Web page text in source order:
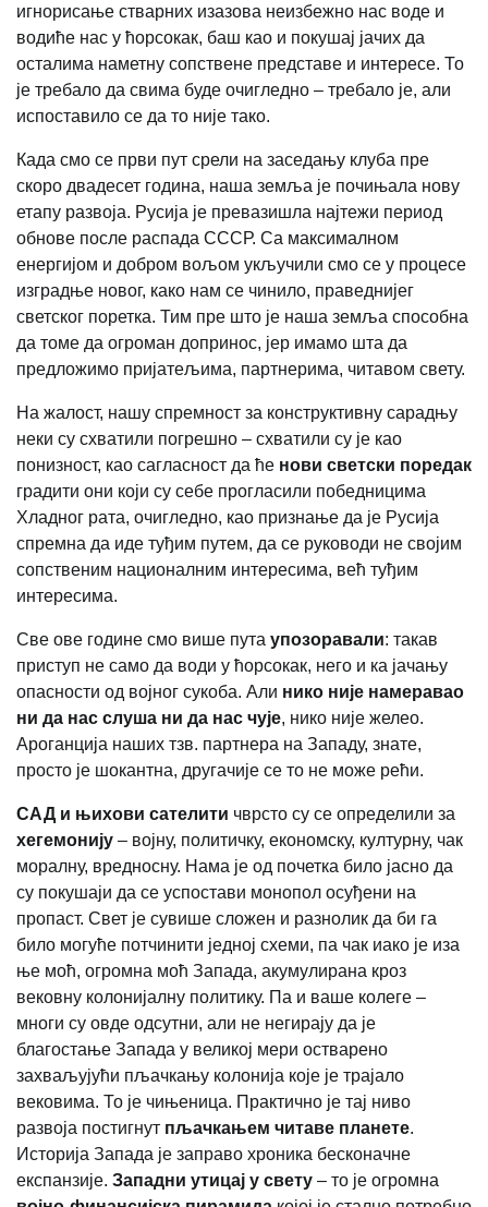
игнорисање стварних изазова неизбежно нас воде и
водиће нас у ћорсокак, баш као и покушај јачих да
осталима наметну сопствене представе и интересе. То
је требало да свима буде очигледно – требало је, али
испоставило се да то није тако.
Када смо се први пут срели на заседању клуба пре
скоро двадесет година, наша земља је почињала нову
етапу развоја. Русија је превазишла најтежи период
обнове после распада СССР. Са максималном
енергијом и добром вољом укључили смо се у процесе
изградње новог, како нам се чинило, праведнијег
светског поретка. Тим пре што је наша земља способна
да томе да огроман допринос, јер имамо шта да
предложимо пријатељима, партнерима, читавом свету.
На жалост, нашу спремност за конструктивну сарадњу
неки су схватили погрешно – схватили су је као
понизност, као сагласност да ће нови светски поредак
градити они који су себе прогласили победницима
Хладног рата, очигледно, као признање да је Русија
спремна да иде туђим путем, да се руководи не својим
сопственим националним интересима, већ туђим
интересима.
Све ове године смо више пута упозоравали: такав
приступ не само да води у ћорсокак, него и ка јачању
опасности од војног сукоба. Али нико није намеравао
ни да нас слуша ни да нас чује, нико није желео.
Ароганција наших тзв. партнера на Западу, знате,
просто је шокантна, другачије се то не може рећи.
САД и њихови сателити чврсто су се определили за
хегемонију – војну, политичку, економску, културну, чак
моралну, вредносну. Нама је од почетка било јасно да
су покушаји да се успостави монопол осуђени на
пропаст. Свет је сувише сложен и разнолик да би га
било могуће потчинити једној схеми, па чак иако је иза
ње моћ, огромна моћ Запада, акумулирана кроз
вековну колонијалну политику. Па и ваше колеге –
многи су овде одсутни, али не негирају да је
благостање Запада у великој мери остварено
захваљујући пљачкању колонија које је трајало
вековима. То је чињеница. Практично је тај ниво
развоја постигнут пљачкањем читаве планете.
Историја Запада је заправо хроника бесконачне
експанзије. Западни утицај у свету – то је огромна